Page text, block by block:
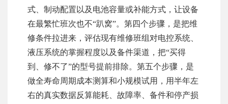
式、制动配置以及电池容量或补能方式，让设备
在最繁忙班次也不“趴窝”。第四个步骤，是把维
修条件拉进来，评估现有维修班组对电控系统、
液压系统的掌握程度以及备件渠道，把“买得
到、修不了”的型号提前排除。第五个步骤，是
做全寿命周期成本测算和小规模试用，用半年左
右的真实数据反算能耗、故障率、备件和停产损